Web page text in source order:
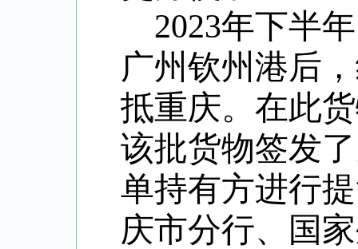
2023年下半
广州钦州港后
抵重庆。在此
该批货物签发
单持有方进行
庆市分行、
国